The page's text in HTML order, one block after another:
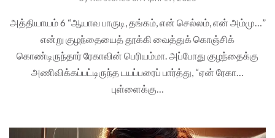
அத்தியாயம் 6 “ஆயாவ பாருடி, தங்கம், என் செல்லம், என் அம்மு…”
என்று குழந்தையைத் தூக்கி வைத்துக் கொஞ்சிக்
கொண்டிருந்தார் ரேகாவின் பெரியம்மா. அப்போது குழந்தைக்கு
அணிவிக்கப்பட்டிருந்த டயப்பரைப் பார்த்து, “ஏன் ரேகா…
புள்ளைக்கு…